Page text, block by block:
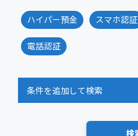
ハイパー預金 スマホ認証
電話認証
条件を追加して検索